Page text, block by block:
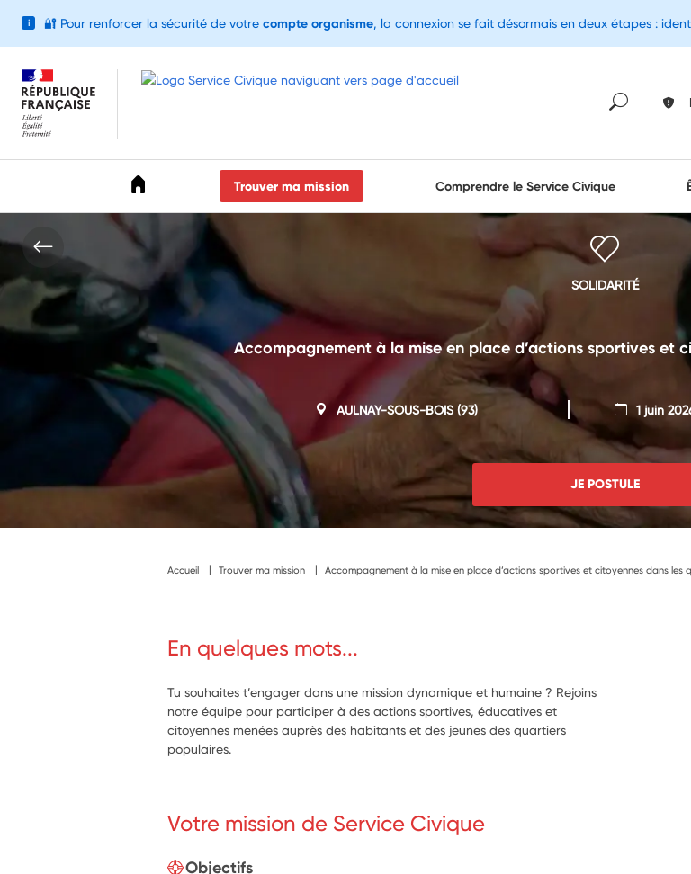
Trouver ma mission Comprendre le Service Civique
SOLIDARITÉ
Accompagnement à la mise en place d’actions sportives et
AULNAY-SOUS-BOIS (93) 1 juin
JE POSTULE
Accueil Trouver ma mission Accompagnement à la mise en place d’actions sportives et citoyennes dans les
En quelques mots...
Tu souhaites t’engager dans une mission dynamique et humaine ? Rejoins
notre équipe pour participer à des actions sportives, éducatives et
citoyennes menées auprès des habitants et des jeunes des quartiers
populaires.
Votre mission de Service Civique
Objectifs
i 🔐 Pour renforcer la sécurité de votre compte organisme, la connexion se fait désormais en deux étapes :